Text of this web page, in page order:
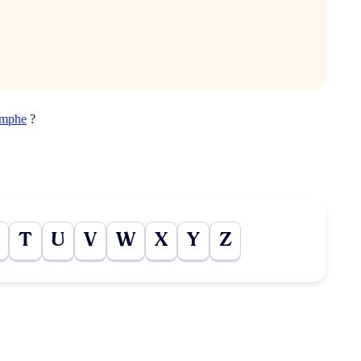
?
T U V W X Y Z